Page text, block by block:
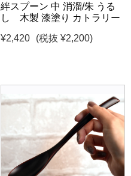
絆スプーン 中 消溜/朱 うる
し 木製 漆塗り カトラリー
¥2,420
(税抜 ¥2,200)